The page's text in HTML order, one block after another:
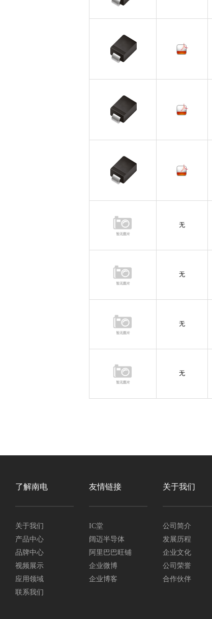
无
无
无
无
了解南电
关于我们
产品中心
品牌中心
视频展示
应用领域
联系我们
友情链接
IC堂
阔迈半导体
阿里巴巴旺铺
企业微博
企业博客
关于我们
公司简介
发展历程
企业文化
公司荣誉
合作伙伴